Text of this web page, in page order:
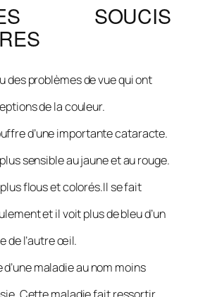
SOUCIS
des problèmes de vue qui ont
de la couleur.
d’une importante cataracte.
sensible au jaune et au rouge.
flous et colorés.Il se fait
et il voit plus de bleu d’un
de l’autre œil.
d’une maladie au nom moins